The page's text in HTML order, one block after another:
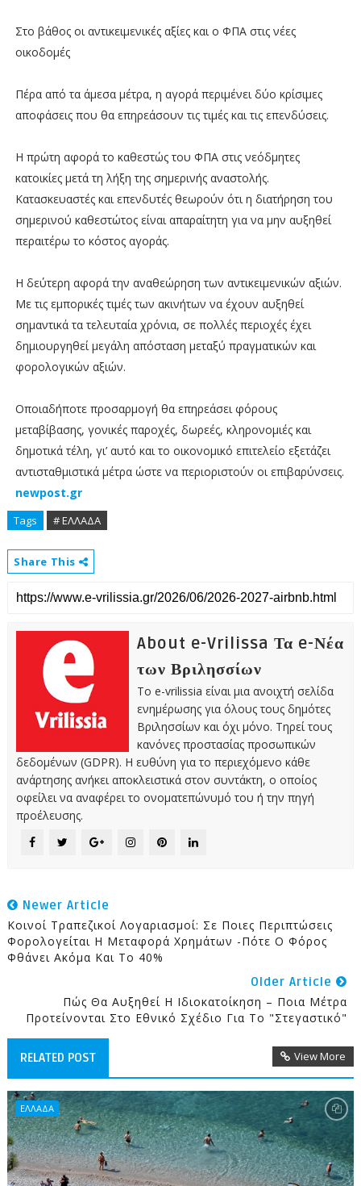
Στο βάθος οι αντικειμενικές αξίες και ο ΦΠΑ στις νέες
οικοδομές
Πέρα από τα άμεσα μέτρα, η αγορά περιμένει δύο κρίσιμες
αποφάσεις που θα επηρεάσουν τις τιμές και τις επενδύσεις.
Η πρώτη αφορά το καθεστώς του ΦΠΑ στις νεόδμητες
κατοικίες μετά τη λήξη της σημερινής αναστολής.
Κατασκευαστές και επενδυτές θεωρούν ότι η διατήρηση του
σημερινού καθεστώτος είναι απαραίτητη για να μην αυξηθεί
περαιτέρω το κόστος αγοράς.
Η δεύτερη αφορά την αναθεώρηση των αντικειμενικών αξιών.
Με τις εμπορικές τιμές των ακινήτων να έχουν αυξηθεί
σημαντικά τα τελευταία χρόνια, σε πολλές περιοχές έχει
δημιουργηθεί μεγάλη απόσταση μεταξύ πραγματικών και
φορολογικών αξιών.
Οποιαδήποτε προσαρμογή θα επηρεάσει φόρους
μεταβίβασης, γονικές παροχές, δωρεές, κληρονομιές και
δημοτικά τέλη, γι’ αυτό και το οικονομικό επιτελείο εξετάζει
αντισταθμιστικά μέτρα ώστε να περιοριστούν οι επιβαρύνσεις.
newpost.gr
Tags # ΕΛΛΑΔΑ
Share This
About e-Vrilissa Τα e-Νέα
των Βριλησσίων
Το e-vrilissia είναι μια ανοιχτή σελίδα
ενημέρωσης για όλους τους δημότες
Βριλησσίων και όχι μόνο. Τηρεί τους
κανόνες προστασίας προσωπικών
δεδομένων (GDPR). Η ευθύνη για το περιεχόμενο κάθε
ανάρτησης ανήκει αποκλειστικά στον συντάκτη, ο οποίος
οφείλει να αναφέρει το ονοματεπώνυμό του ή την πηγή
προέλευσης.
Newer Article
Κοινοί Τραπεζικοί Λογαριασμοί: Σε Ποιες Περιπτώσεις
Φορολογείται Η Μεταφορά Χρημάτων -Πότε Ο Φόρος
Φθάνει Ακόμα Και Το 40%
Older Article
Πώς Θα Αυξηθεί Η Ιδιοκατοίκηση – Ποια Μέτρα
Προτείνονται Στο Εθνικό Σχέδιο Για Το "στεγαστικό"
RELATED POST View More
ΕΛΛΑΔΑ